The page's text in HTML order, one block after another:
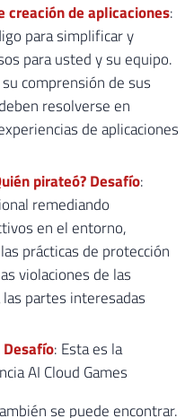
creación de aplicaciones:
para simplificar y
para usted y su equipo.
comprensión de sus
resolverse en
de aplicaciones
pirateó? Desafío:
remediando
en el entorno,
prácticas de protección
violaciones de las
partes interesadas
Desafío: Esta es la
AI Cloud Games
se puede encontrar.